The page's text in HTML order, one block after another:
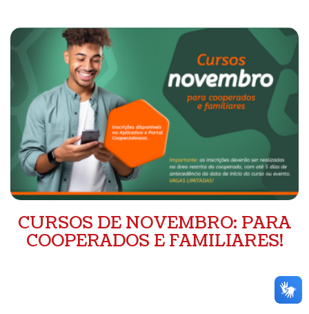
CURSOS DE NOVEMBRO: PARA
COOPERADOS E FAMILIARES!